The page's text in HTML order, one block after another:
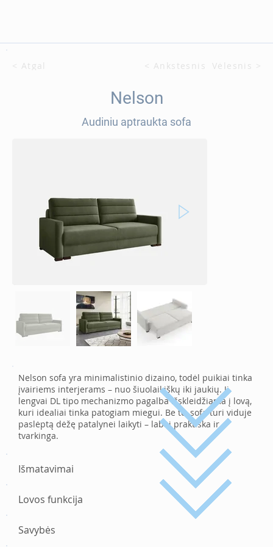
< Atgal < Ankstesnis Vėlesnis >
Nelson sofa yra minimalistinio dizaino, todėl puikiai tinka
įvairiems interjerams – nuo šiuolaikiškų iki jaukių. Ji
lengvai DL tipo mechanizmo pagalba išskleidžiama į lovą,
kuri idealiai tinka patogiam miegui. Be to, sofa turi viduje
paslėptą dėžę patalynei laikyti – labai praktiška ir
tvarkinga.
Nelson
Audiniu aptraukta sofa
Lovos funkcija
Savybės
Išmatavimai